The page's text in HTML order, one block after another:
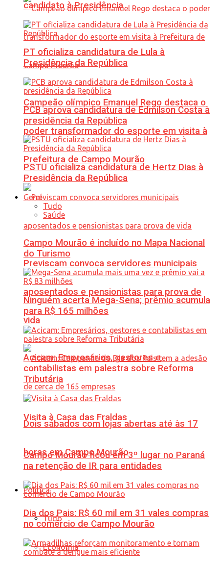
Campeão olímpico Emanuel Rego destaca o
poder transformador do esporte em visita à
Prefeitura de Campo Mourão
Previscam convoca servidores municipais
aposentados e pensionistas para prova de
vida
Dois sábados com lojas abertas até às 17
horas em Campo Mourão
Política
Tudo
Economia
candidato à Presidência
PT oficializa candidatura de Lula à
Presidência da República
PCB aprova candidatura de Edmilson Costa à
presidência da República
PSTU oficializa candidatura de Hertz Dias à
Presidência da República
Geral
Tudo
Saúde
Campo Mourão é incluído no Mapa Nacional
do Turismo
Ninguém acerta Mega-Sena; prêmio acumula
para R$ 165 milhões
Acicam: Empresários, gestores e
contabilistas em palestra sobre Reforma
Tributária
Visita à Casa das Fraldas
Campo Mourão ficou em 3º lugar no Paraná
na retenção de IR para entidades
Dia dos Pais: R$ 60 mil em 31 vales compras
no comércio de Campo Mourão